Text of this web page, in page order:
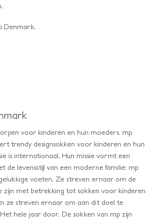
Denmark.
voor kinderen en hun moeders. mp
trendy designsokken voor kinderen en hun
is internationaal. Hun missie vormt een
de levensstijl van een moderne familie: mp
voeten. Ze streven ernaar om de
zijn met betrekking tot sokken voor kinderen
ze streven ernaar om aan dit doel te
hele jaar door. De sokken van mp zijn